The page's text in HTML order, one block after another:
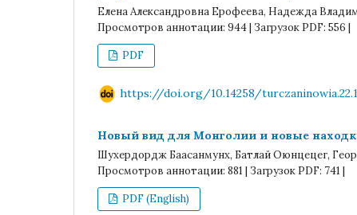
Елена Александровна Ерофеева, Надежда
Просмотров аннотации: 944 | Загрузок PDF: 556 |
PDF
https://doi.org/10.14258/
Новый вид для Монголии и новые
Шухердордж Баасанмунх, Батлай Оюнцецег,
Просмотров аннотации: 881 | Загрузок PDF: 741 |
PDF (English)